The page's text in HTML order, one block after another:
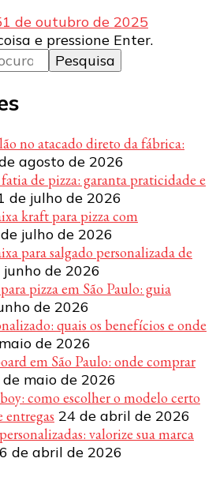
1 de outubro de 2025
e pressione Enter.
no atacado direto da fábrica:
agosto de 2026
de pizza: garanta praticidade e
de julho de 2026
kraft para pizza com
julho de 2026
para salgado personalizada de
de 2026
pizza em São Paulo: guia
de 2026
quais os benefícios e onde
de 2026
em São Paulo: onde comprar
de maio de 2026
como escolher o modelo certo
entregas 24 de abril de 2026
valorize sua marca
6 de abril de 2026